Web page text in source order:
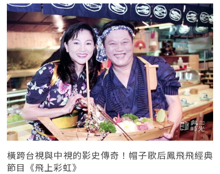
橫跨台視與中視的影史傳奇！帽子歌后鳳飛飛經典
節目《飛上彩虹》